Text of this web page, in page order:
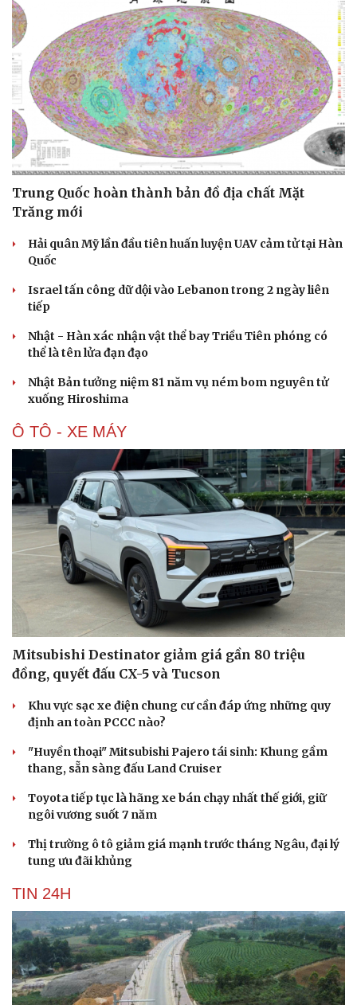
Trung Quốc hoàn thành bản đồ địa chất Mặt
Trăng mới
Hải quân Mỹ lần đầu tiên huấn luyện UAV cảm tử tại Hàn
Quốc
Israel tấn công dữ dội vào Lebanon trong 2 ngày liên
tiếp
Nhật - Hàn xác nhận vật thể bay Triều Tiên phóng có
thể là tên lửa đạn đạo
Nhật Bản tưởng niệm 81 năm vụ ném bom nguyên tử
xuống Hiroshima
Ô TÔ - XE MÁY
Mitsubishi Destinator giảm giá gần 80 triệu
đồng, quyết đấu CX-5 và Tucson
Khu vực sạc xe điện chung cư cần đáp ứng những quy
định an toàn PCCC nào?
"Huyền thoại" Mitsubishi Pajero tái sinh: Khung gầm
thang, sẵn sàng đấu Land Cruiser
Toyota tiếp tục là hãng xe bán chạy nhất thế giới, giữ
ngôi vương suốt 7 năm
Thị trường ô tô giảm giá mạnh trước tháng Ngâu, đại lý
tung ưu đãi khủng
TIN 24H